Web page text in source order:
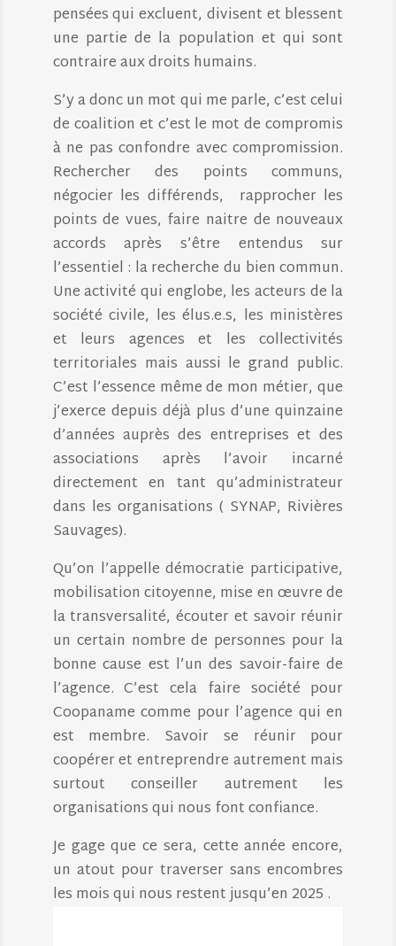
pensées qui excluent, divisent et blessent
une partie de la population et qui sont
contraire aux droits humains.
S’y a donc un mot qui me parle, c’est celui
de coalition et c’est le mot de compromis
à ne pas confondre avec compromission.
Rechercher des points communs,
négocier les différends, rapprocher les
points de vues, faire naitre de nouveaux
accords après s’être entendus sur
l’essentiel : la recherche du bien commun.
Une activité qui englobe, les acteurs de la
société civile, les élus.e.s, les ministères
et leurs agences et les collectivités
territoriales mais aussi le grand public.
C’est l’essence même de mon métier, que
j’exerce depuis déjà plus d’une quinzaine
d’années auprès des entreprises et des
associations après l’avoir incarné
directement en tant qu’administrateur
dans les organisations ( SYNAP, Rivières
Sauvages).
Qu’on l’appelle démocratie participative,
mobilisation citoyenne, mise en œuvre de
la transversalité, écouter et savoir réunir
un certain nombre de personnes pour la
bonne cause est l’un des savoir-faire de
l’agence. C’est cela faire société pour
Coopaname comme pour l’agence qui en
est membre. Savoir se réunir pour
coopérer et entreprendre autrement mais
surtout conseiller autrement les
organisations qui nous font confiance.
Je gage que ce sera, cette année encore,
un atout pour traverser sans encombres
les mois qui nous restent jusqu’en 2025 .